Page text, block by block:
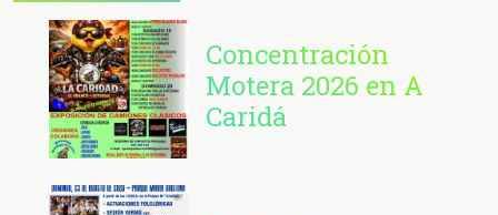
Concentración
Motera 2026 en A
Caridá